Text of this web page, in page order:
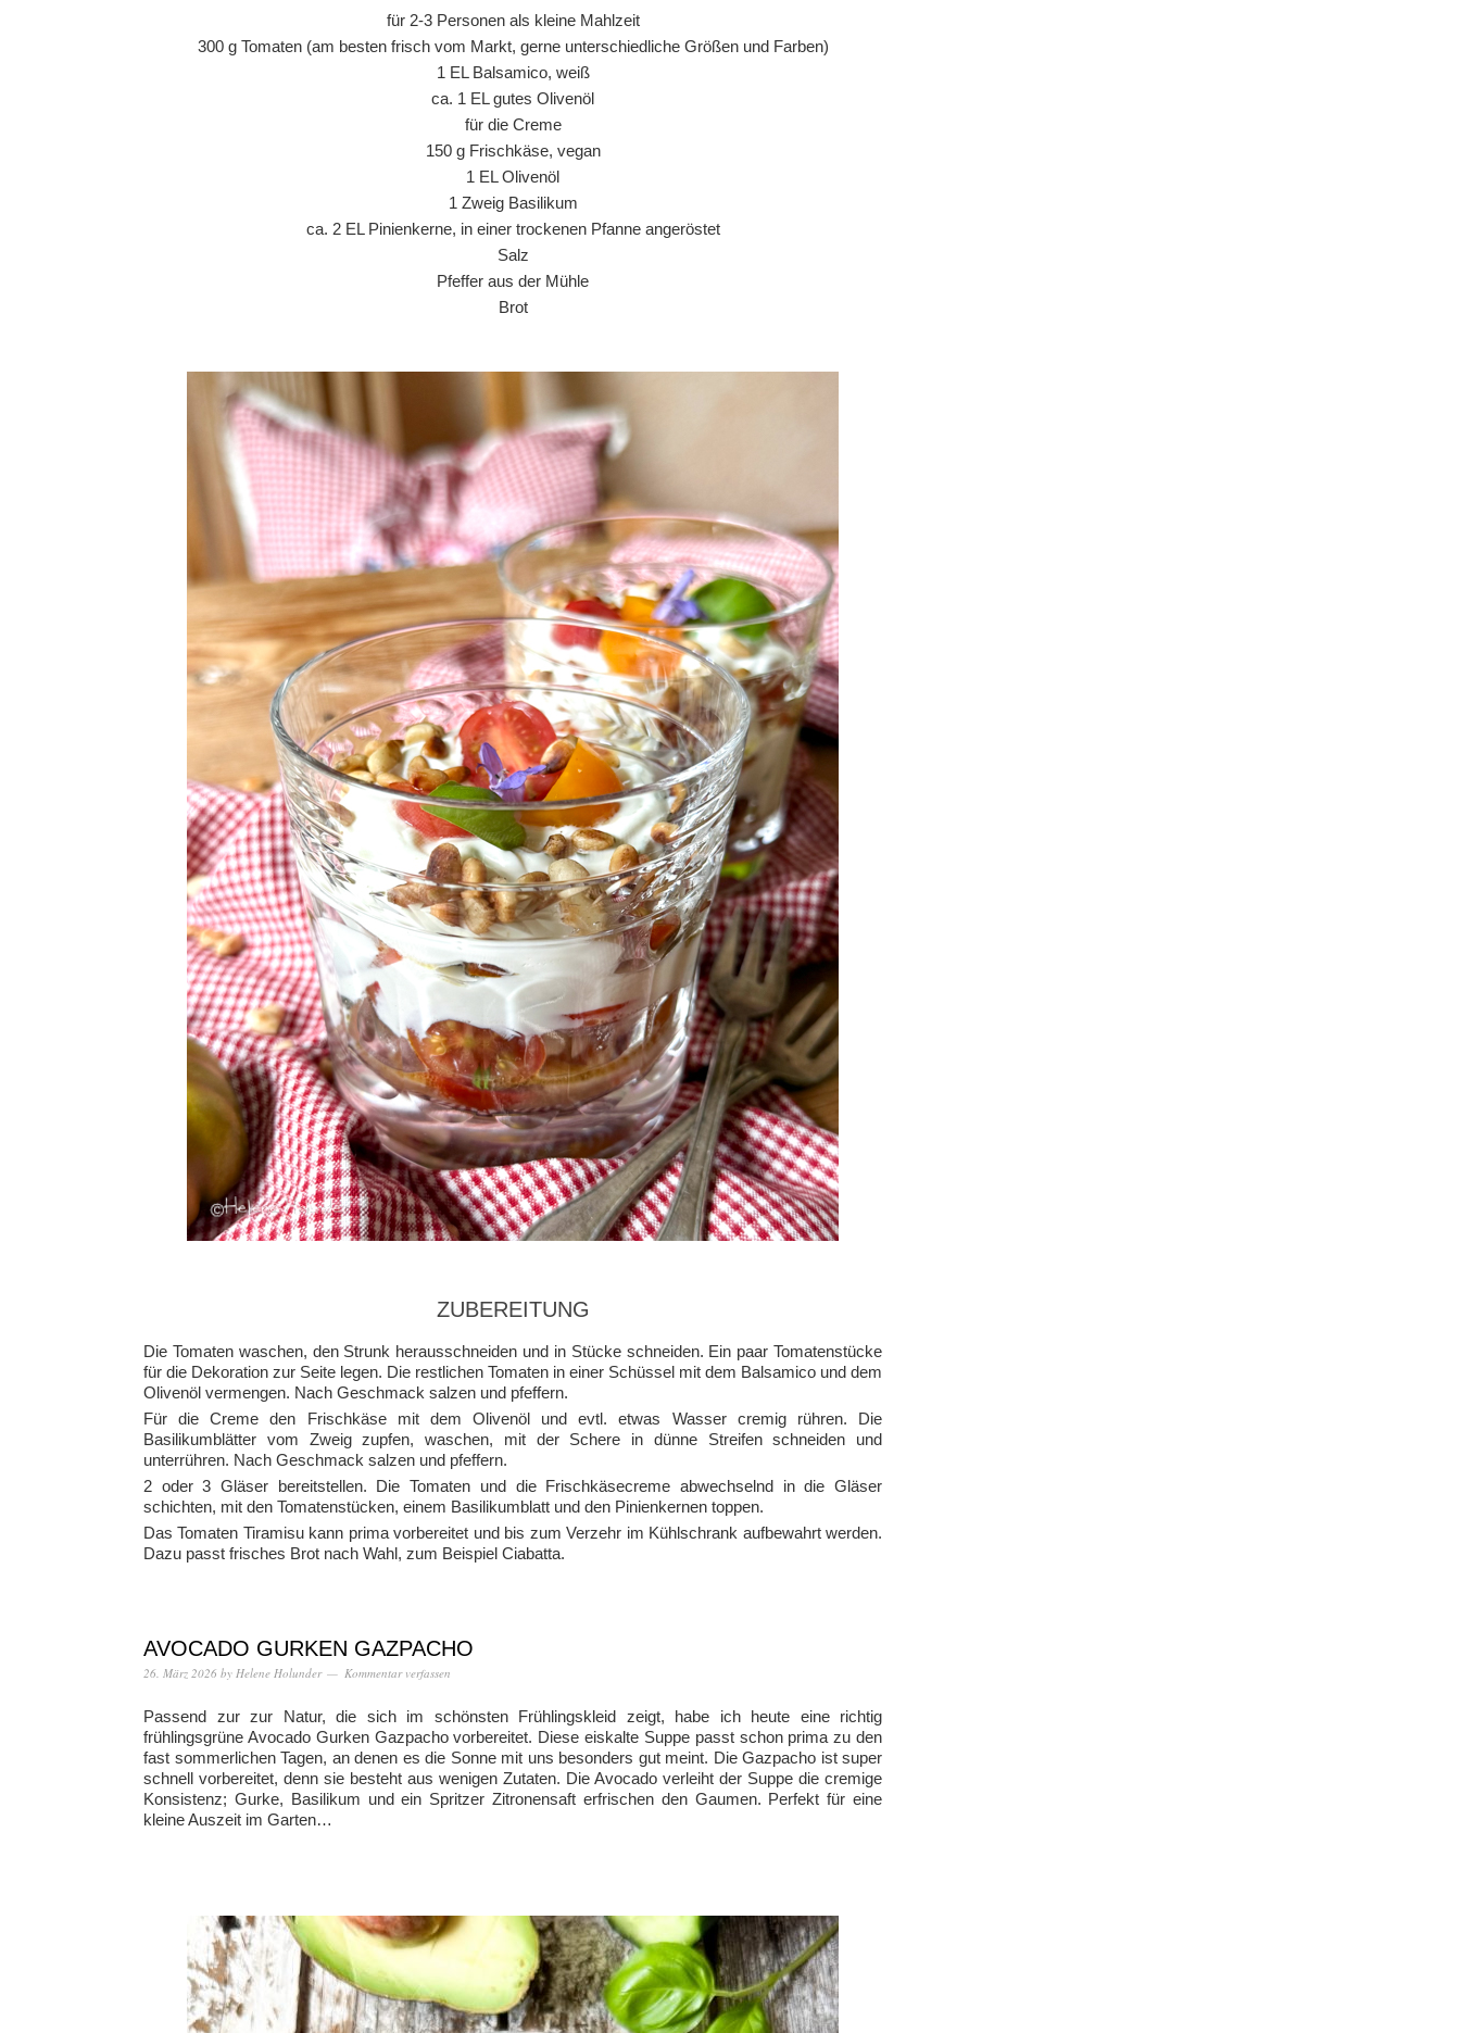
für 2-3 Personen als kleine Mahlzeit
300 g Tomaten (am besten frisch vom Markt, gerne unterschiedliche Größen und Farben)
1 EL Balsamico, weiß
ca. 1 EL gutes Olivenöl
für die Creme
150 g Frischkäse, vegan
1 EL Olivenöl
1 Zweig Basilikum
ca. 2 EL Pinienkerne, in einer trockenen Pfanne angeröstet
Salz
Pfeffer aus der Mühle
Brot
ZUBEREITUNG
Die Tomaten waschen, den Strunk herausschneiden und in Stücke schneiden. Ein paar Tomatenstücke
für die Dekoration zur Seite legen. Die restlichen Tomaten in einer Schüssel mit dem Balsamico und dem
Olivenöl vermengen. Nach Geschmack salzen und pfeffern.
Für die Creme den Frischkäse mit dem Olivenöl und evtl. etwas Wasser cremig rühren. Die
Basilikumblätter vom Zweig zupfen, waschen, mit der Schere in dünne Streifen schneiden und
unterrühren. Nach Geschmack salzen und pfeffern.
2 oder 3 Gläser bereitstellen. Die Tomaten und die Frischkäsecreme abwechselnd in die Gläser
schichten, mit den Tomatenstücken, einem Basilikumblatt und den Pinienkernen toppen.
Das Tomaten Tiramisu kann prima vorbereitet und bis zum Verzehr im Kühlschrank aufbewahrt werden.
Dazu passt frisches Brot nach Wahl, zum Beispiel Ciabatta.
AVOCADO GURKEN GAZPACHO
26. März 2026 by Helene Holunder Kommentar verfassen
Passend zur zur Natur, die sich im schönsten Frühlingskleid zeigt, habe ich heute eine richtig
frühlingsgrüne Avocado Gurken Gazpacho vorbereitet. Diese eiskalte Suppe passt schon prima zu den
fast sommerlichen Tagen, an denen es die Sonne mit uns besonders gut meint. Die Gazpacho ist super
schnell vorbereitet, denn sie besteht aus wenigen Zutaten. Die Avocado verleiht der Suppe die cremige
Konsistenz; Gurke, Basilikum und ein Spritzer Zitronensaft erfrischen den Gaumen. Perfekt für eine
kleine Auszeit im Garten…